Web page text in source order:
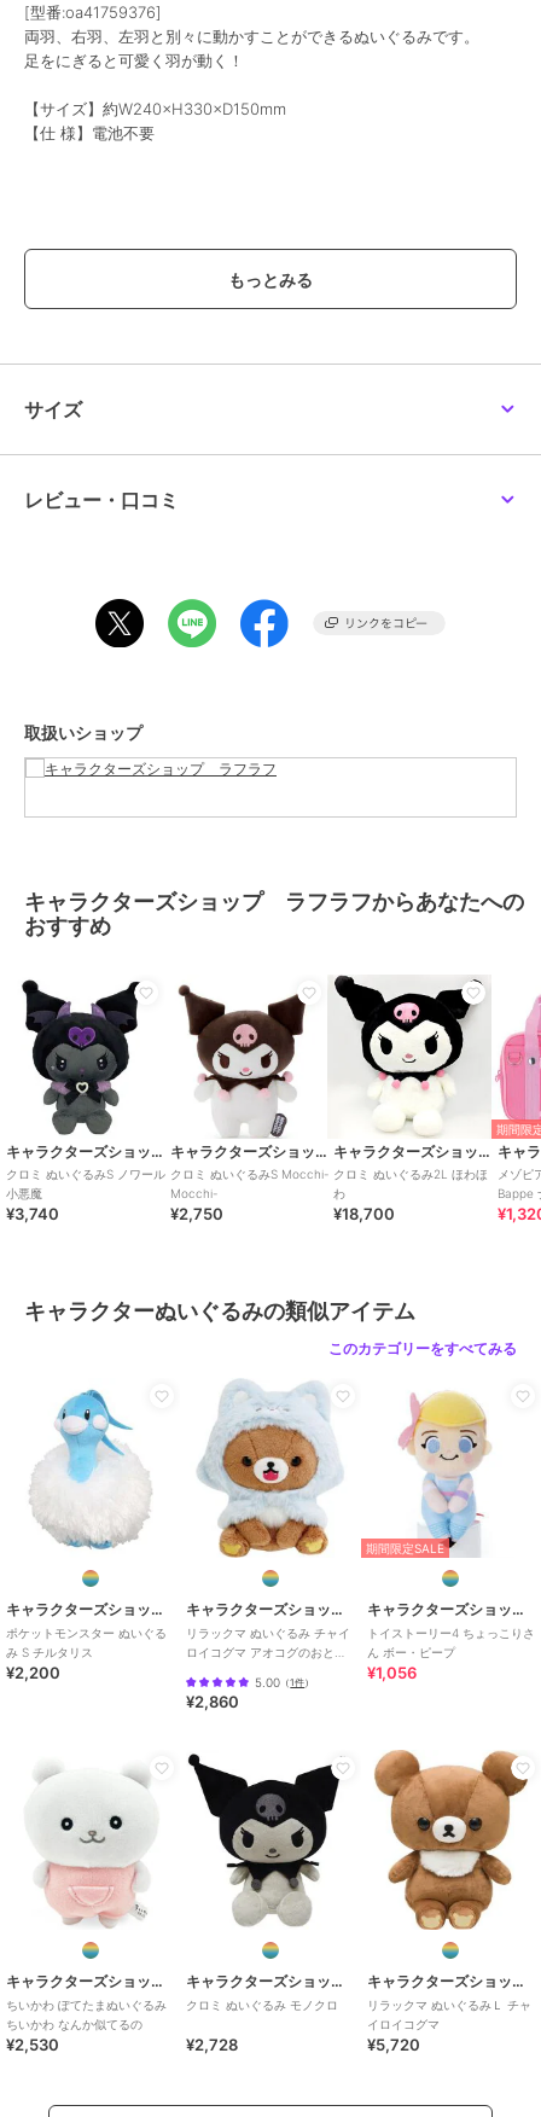
[型番:oa41759376]
両羽、右羽、左羽と別々に動かすことができるぬいぐるみです。
足をにぎると可愛く羽が動く！
【サイズ】約W240×H330×D150mm
【仕 様】電池不要
【価格改定のお知らせ】
こちらの商品は価格改定を実施させていただきます。
お届けする商品についているタグが旧価格の場合がございますが
※画像はあくまでも商品イメージになります。
実際の商品と色や仕様が異なる場合がありますので、予め御了承くだ
この商品は、不良品のみ返品を承ります
ショップ
キャラクターズショップ ラフラ
フ
すべてのキャラクターぬいぐるみ
メンズ
カラー ＊＊
サイズ
サイズ
レビュー・口コミ
取扱いショップ
キャラクターズショップ ラフラフからあなたへの
おすすめ
キャラクターズショップ ラフラフ
クロミ ぬいぐるみS ノワール
小悪魔
¥3,740
キャラクターズショップ ラフラフ
クロミ ぬいぐるみS Mocchi-
Mocchi-
¥2,750
キャラクターズショップ ラフラフ
クロミ ぬいぐるみ2L ほわほ
わ
¥18,700
期間限
メゾピ
Bappe
After
キャラクターぬいぐるみの類似アイテム
このカテゴリーをすべてみる
キャラクターズショップ ラフラフ
ポケットモンスター ぬいぐる
み S チルタリス
¥2,200
キャラクターズショップ ラフラフ
リラックマ ぬいぐるみ チャイ
ロイコグマ アオコグのおとま
5.00 （1件）
¥2,860
期間限定SALE
キャラクターズショップ ラフラフ
トイストーリー4 ちょっこりさ
ん ボー・ピープ
¥1,056
キャラクターズショップ ラフラフ
ちいかわ ぽてたまぬいぐるみ
ちいかわ なんか似てるの
¥2,530
キャラクターズショップ ラフラフ
クロミ ぬいぐるみ モノクロ
¥2,728
キャラクターズショップ ラフラフ
リラックマ ぬいぐるみＬ チャ
イロイコグマ
¥5,720